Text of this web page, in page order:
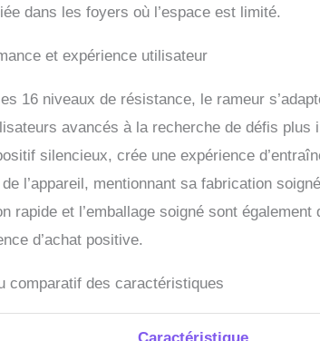
dans les foyers où l’espace est limité.
et expérience utilisateur
16 niveaux de résistance, le rameur
avancés à la recherche de défis
silencieux, crée une expérience
l’appareil, mentionnant sa fabrication
rapide et l’emballage soigné sont
d’achat positive.
comparatif des caractéristiques